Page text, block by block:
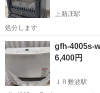
上新庄駅
処分します
大阪 大阪市
gfh-4005s-
6,400円
ＪＲ難波駅